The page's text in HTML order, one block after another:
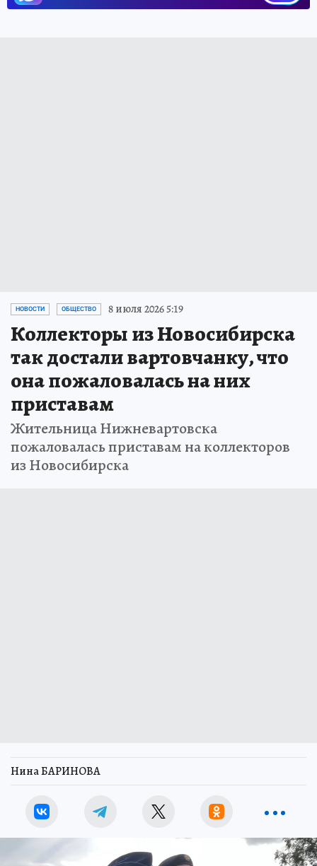
НОВОСТИ ОБЩЕСТВО 8 июля 2026 5:19
Коллекторы из Новосибирска
так достали вартовчанку, что
она пожаловалась на них
приставам
Жительница Нижневартовска
пожаловалась приставам на коллекторов
из Новосибирска
Нина БАРИНОВА